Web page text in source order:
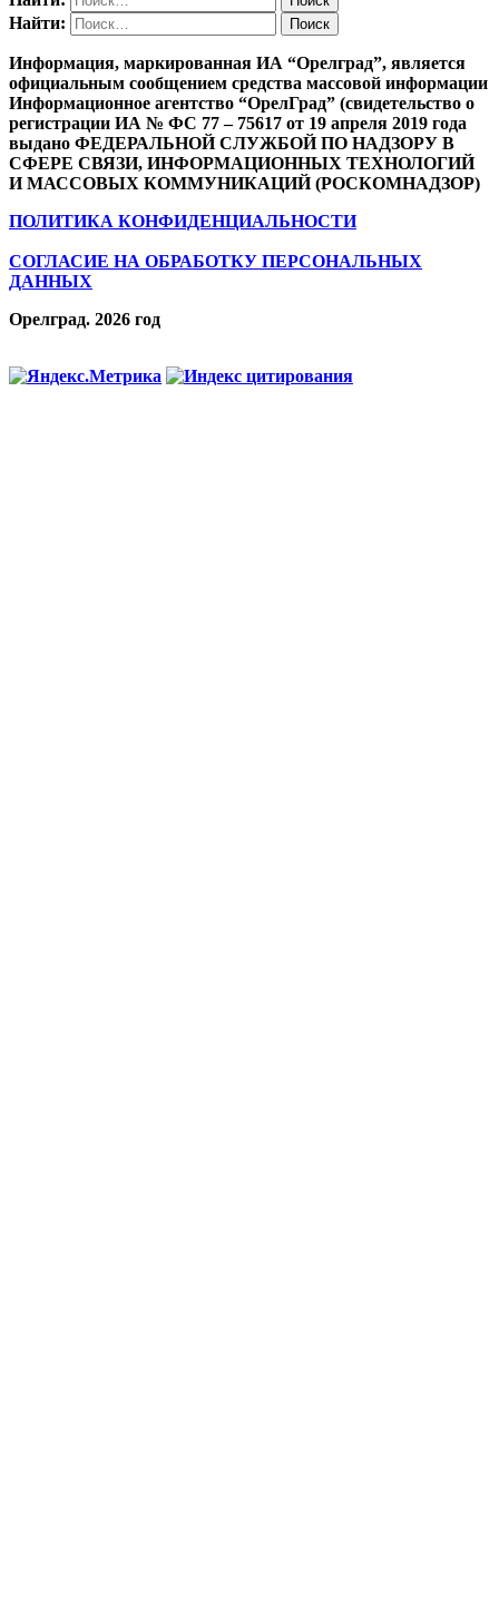
Найти:
Информация, маркированная ИА “Орелград”, является
официальным сообщением средства массовой информации
Информационное агентство “ОрелГрад” (свидетельство о
регистрации ИА № ФС 77 – 75617 от 19 апреля 2019 года
выдано ФЕДЕРАЛЬНОЙ СЛУЖБОЙ ПО НАДЗОРУ В
СФЕРЕ СВЯЗИ, ИНФОРМАЦИОННЫХ ТЕХНОЛОГИЙ
И МАССОВЫХ КОММУНИКАЦИЙ (РОСКОМНАДЗОР)
ПОЛИТИКА КОНФИДЕНЦИАЛЬНОСТИ
СОГЛАСИЕ НА ОБРАБОТКУ ПЕРСОНАЛЬНЫХ
ДАННЫХ
Орелград. 2026 год